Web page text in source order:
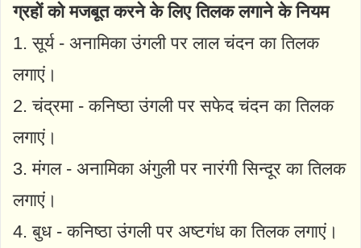
ग्रहों को मजबूत करने के लिए तिलक लगाने के नियम
1. सूर्य - अनामिका उंगली पर लाल चंदन का तिलक
लगाएं।
2. चंद्रमा - कनिष्ठा उंगली पर सफेद चंदन का तिलक
लगाएं।
3. मंगल - अनामिका अंगुली पर नारंगी सिन्दूर का तिलक
लगाएं।
4. बुध - कनिष्ठा उंगली पर अष्टगंध का तिलक लगाएं।